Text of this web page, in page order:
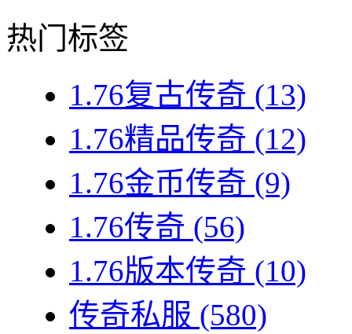
热门标签
1.76复古传奇 (13)
1.76精品传奇 (12)
1.76金币传奇 (9)
1.76传奇 (56)
1.76版本传奇 (10)
传奇私服 (580)